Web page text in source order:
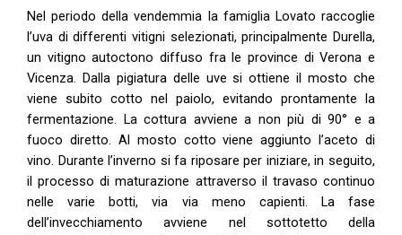
Nel periodo della vendemmia la famiglia Lovato raccoglie
l’uva di differenti vitigni selezionati, principalmente Durella,
un vitigno autoctono diffuso fra le province di Verona e
Vicenza. Dalla pigiatura delle uve si ottiene il mosto che
viene subito cotto nel paiolo, evitando prontamente la
fermentazione. La cottura avviene a non più di 90° e a
fuoco diretto. Al mosto cotto viene aggiunto l’aceto di
vino. Durante l’inverno si fa riposare per iniziare, in seguito,
il processo di maturazione attraverso il travaso continuo
nelle varie botti, via via meno capienti. La fase
dell’invecchiamento avviene nel sottotetto della